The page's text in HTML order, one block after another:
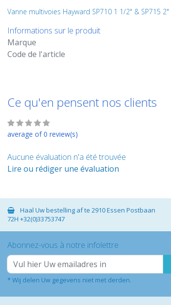
Vanne multivoies Hayward SP710 1 1/2" & SP715 2"
Informations sur le produit
Marque
Code de l'article
Ce qu'en pensent nos clients
average of 0 review(s)
Aucune évaluation n'a été trouvée
Lire ou rédiger une évaluation
Haal Uw bestelling af te 2910 Essen Postbaan
72H +32(0)33753747
Abonnez-vous à notre infolettre
* Wij delen Uw gegevens niet met derden.